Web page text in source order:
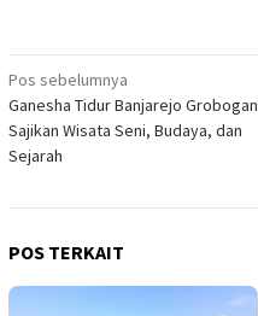
Navigasi
pos
Pos sebelumnya
Ganesha Tidur Banjarejo Grobogan
Sajikan Wisata Seni, Budaya, dan
Sejarah
POS TERKAIT